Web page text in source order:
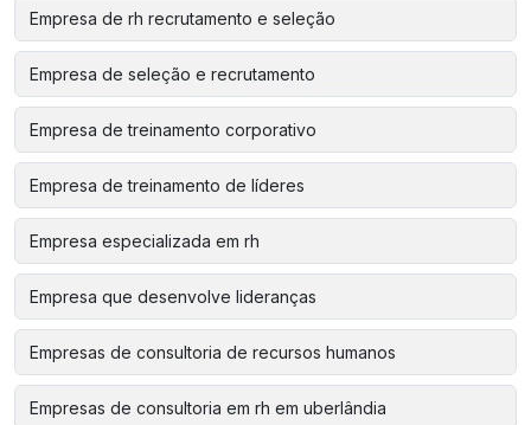
Empresa de rh recrutamento e seleção
Empresa de seleção e recrutamento
Empresa de treinamento corporativo
Empresa de treinamento de líderes
Empresa especializada em rh
Empresa que desenvolve lideranças
Empresas de consultoria de recursos humanos
Empresas de consultoria em rh em uberlândia